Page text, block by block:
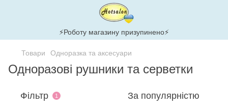
⚡Роботу магазину призупинено⚡
Товари Одноразка та аксесуари
Одноразові рушники та серветки
Фільтр 1 За популярністю